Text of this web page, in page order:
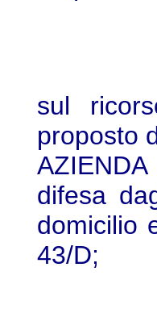
sul
proposto
difesa
domicilio
43/D;